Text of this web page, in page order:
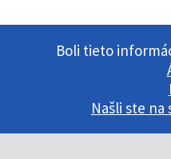
Boli tieto
Našli ste